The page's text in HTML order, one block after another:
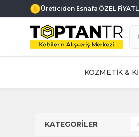
Üreticiden Esnafa ÖZEL
KOZMETİK &
KATEGORİLER